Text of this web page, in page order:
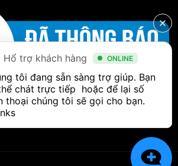
Hổ trợ khách hàng ONLINE
tôi đang sẵn sàng trợ giúp. Bạn
chát trực tiếp  hoặc để lại số
thoại chúng tôi sẽ gọi cho bạn.